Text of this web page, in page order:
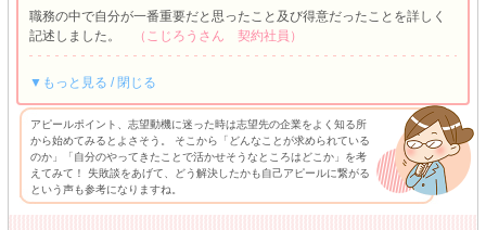
職務の中で自分が一番重要だと思ったこと及び得意だったことを詳しく
記述しました。
（こじろうさん 契約社員）
▼もっと見る / 閉じる
アピールポイント、志望動機に迷った時は志望先の企業をよく知る所
から始めてみるとよさそう。 そこから「どんなことが求められている
のか」「自分のやってきたことで活かせそうなところはどこか」を考
えてみて！ 失敗談をあげて、どう解決したかも自己アピールに繋がる
という声も参考になりますね。